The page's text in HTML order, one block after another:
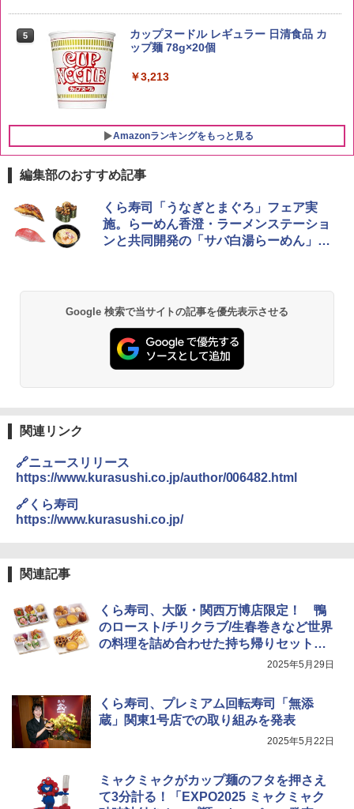
5 新潟県産新之助 無洗米 5kg 令和7年産
￥4,536
5
トリスウイスキー 4000ml サントリー 大
容量 4リットル
￥4,329
5
カップヌードル レギュラー 日清食品 カ
ップ麺 78g×20個
￥3,213
Amazonランキングをもっと見る
1
シャープ 過熱水蒸気 オーブンレンジ 23
L 1段調理 ブラック RE-WF232-B シンプ
ル操作 コンパクト 一人暮らし 二人暮ら
し らくチン!（絶対湿度）センサー ノン
[山善] スチームオーブンレンジ 25L 一人
暮らし 二人暮らし フラットテーブル ス
チーム調理 自動メニュー19種搭載 角皿
[山善] スチームオーブンレンジ 省エネ
ーム調理 フラットテーブル トースト機
能 自動メニュー33種 簡単お手入れ ブラ
4
TOSHIBA(東芝) スチームオーブンレン
ジ 石窯ドーム ER-D80A(K) ブラック 25
0℃ 1段調理 フラットテーブル 電子レン
ジ 赤外線センサー ノンフライ調理 簡単
￥34,546
シャープ ウォーターオーブン ヘルシオ
AX-XJ1-B ブラック 30L 2段調理 コンベ
クション トースト機能
編集部のおすすめ記事
くら寿司「うなぎとまぐろ」フェア実
施。らーめん香澄・ラーメンステーショ
ンと共同開発の「サバ白湯らーめん」も
Google 検索で当サイトの記事を優先表示させる
関連リンク
🔗ニュースリリース
https://www.kurasushi.co.jp/author/006482.html
🔗くら寿司
https://www.kurasushi.co.jp/
関連記事
くら寿司、大阪・関西万博店限定！ 鴨
のロースト/チリクラブ/生春巻きなど世界
の料理を詰め合わせた持ち帰りセット発
2025年5月29日
くら寿司、プレミアム回転寿司「無添
蔵」関東1号店での取り組みを発表
2025年5月22日
ミャクミャクがカップ麺のフタを押さえ
て3分計る！「EXPO2025 ミャクミャク